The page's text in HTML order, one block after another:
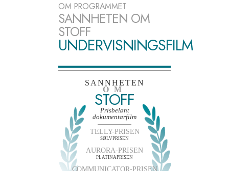
OM PROGRAMMET
SANNHETEN OM
STOFF
UNDERVISNINGSFILM
SANNHETEN
OM
STOFF
Prisbelønt
dokumentarfilm
TELLY-PRISEN
SØLVPRISEN
AURORA-PRISEN
PLATINAPRISEN
COMMUNICATOR-PRISEN